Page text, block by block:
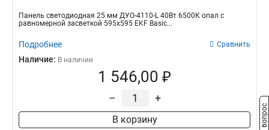
Панель светодиодная 25 мм ДУО-4110-L 40Вт 6500К опал с
равномерной засветкой 595х595 EKF Basic...
Подробнее Сравнить
Наличие: В наличии
1 546,00 ₽
– +
В корзину